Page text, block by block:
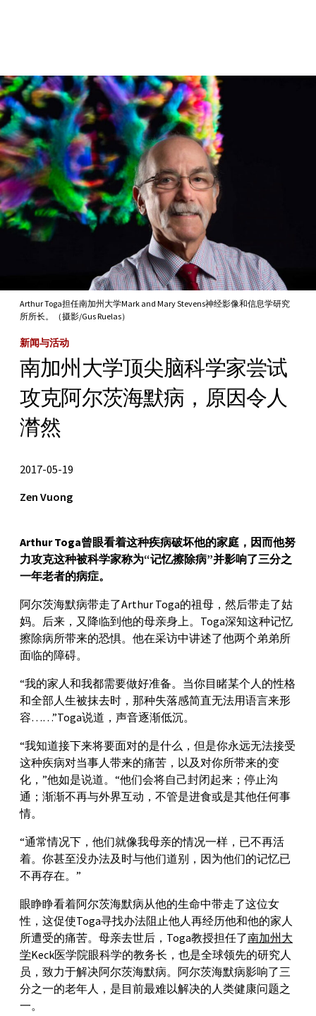
Skip to Content
Arthur Toga担任南加州大学Mark and Mary Stevens神经影像和信息学研究
所所长。（摄影/Gus Ruelas）
新闻与活动
南加州大学顶尖脑科学家尝试
攻克阿尔茨海默病，原因令人
潸然
2017-05-19
Zen Vuong
Arthur Toga曾眼看着这种疾病破坏他的家庭，因而他努
力攻克这种被科学家称为“记忆擦除病”并影响了三分之
一年老者的病症。
阿尔茨海默病带走了Arthur Toga的祖母，然后带走了姑
妈。后来，又降临到他的母亲身上。Toga深知这种记忆
擦除病所带来的恐惧。他在采访中讲述了他两个弟弟所
面临的障碍。
“我的家人和我都需要做好准备。当你目睹某个人的性格
和全部人生被抹去时，那种失落感简直无法用语言来形
容……”Toga说道，声音逐渐低沉。
“我知道接下来将要面对的是什么，但是你永远无法接受
这种疾病对当事人带来的痛苦，以及对你所带来的变
化，”他如是说道。“他们会将自己封闭起来；停止沟
通；渐渐不再与外界互动，不管是进食或是其他任何事
情。
“通常情况下，他们就像我母亲的情况一样，已不再活
着。你甚至没办法及时与他们道别，因为他们的记忆已
不再存在。”
眼睁睁看着阿尔茨海默病从他的生命中带走了这位女
性，这促使Toga寻找办法阻止他人再经历他和他的家人
所遭受的痛苦。母亲去世后，Toga教授担任了南加州大
学Keck医学院眼科学的教务长，也是全球领先的研究人
员，致力于解决阿尔茨海默病。阿尔茨海默病影响了三
分之一的老年人，是目前最难以解决的人类健康问题之
一。